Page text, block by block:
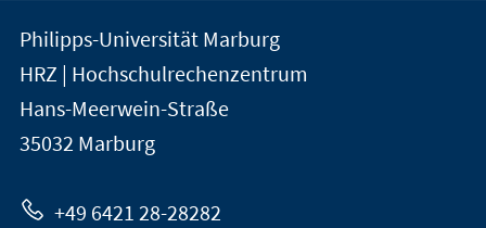
Kontakt
und
Informationen
zur
Website
der
Universität
Marburg
Philipps-Universität Marburg
HRZ | Hochschulrechenzentrum
Hans-Meerwein-Straße
35032 Marburg
+49 6421 28-28282